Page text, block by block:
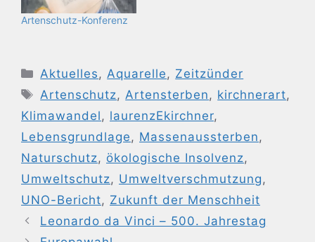
Artenschutz-Konferenz
Kategorien
Aktuelles , Aquarelle , Zeitzünder
Schlagwörter
Artenschutz, Artensterben , kirchnerart,
Klimawandel , laurenzEkirchner,
Lebensgrundlage , Massenaussterben ,
Naturschutz, ökologische Insolvenz,
Umweltschutz, Umweltverschmutzung ,
UNO-Bericht, Zukunft der Menschheit
Leonardo da Vinci – 500. Jahrestag